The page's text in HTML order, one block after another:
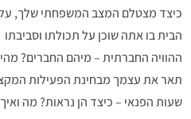
כיצד מצטלם המצב המשפחתי שלך, על
הבית בו אתה שוכן על תכולתו וסביבתו
ההוויה החברתית – מיהם החברים?
תאר את עצמך מבחינת הפעילות
שעות הפנאי – כיצד הן נראות? מה